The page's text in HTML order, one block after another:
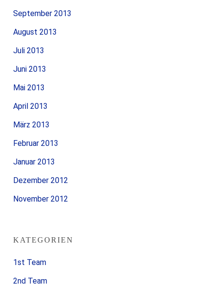
September 2013
August 2013
Juli 2013
Juni 2013
Mai 2013
April 2013
März 2013
Februar 2013
Januar 2013
Dezember 2012
November 2012
KATEGORIEN
1st Team
2nd Team